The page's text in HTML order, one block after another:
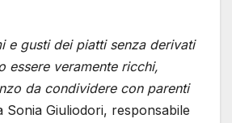
e gusti dei piatti senza derivati
essere veramente ricchi,
da condividere con parenti
Sonia Giuliodori, responsabile